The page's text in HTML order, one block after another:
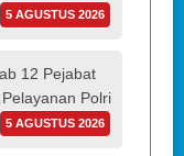
5 AGUSTUS 2026
12 Pejabat
Polri
5 AGUSTUS 2026